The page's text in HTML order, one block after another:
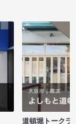
道頓堀トークラ